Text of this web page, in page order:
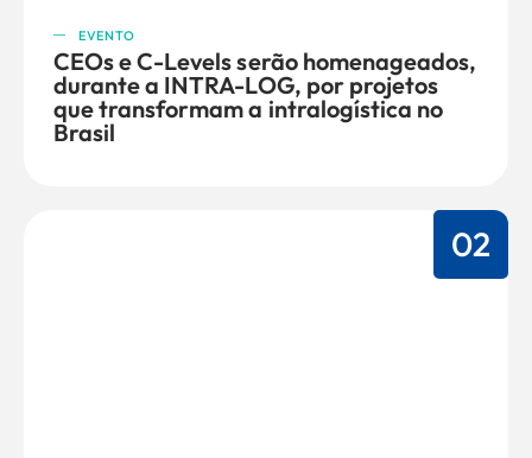
EVENTO
CEOs e C-Levels serão homenageados,
durante a INTRA-LOG, por projetos
que transformam a intralogística no
Brasil
02